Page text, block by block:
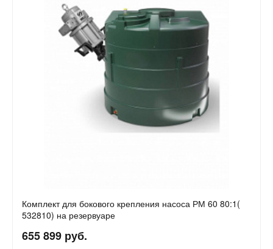
Комплект для бокового крепления насоса РМ 60 80:1(
532810) на резервуаре
655 899 руб.